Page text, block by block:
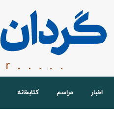
اخبار مراسم کتابخانه